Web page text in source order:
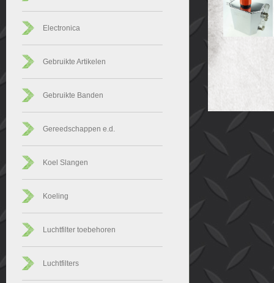
Electronica
Gebruikte Artikelen
Gebruikte Banden
Gereedschappen e.d.
Koel Slangen
Koeling
Luchtfilter toebehoren
Luchtfilters